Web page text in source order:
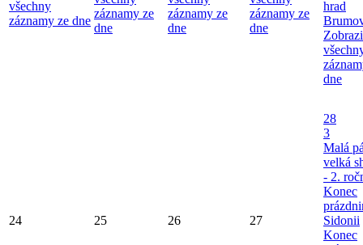
všechny
záznamy ze dne
záznamy ze
dne
záznamy ze
dne
záznamy ze
dne
hrad
dne
24 25 26 27
28
3
Malá
velká
- 2.
Konec
Sidonii
Konec